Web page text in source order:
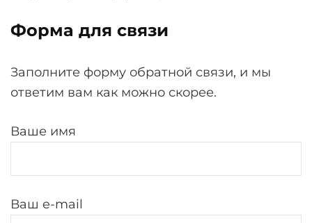
Форма для связи
Заполните форму обратной связи, и мы
ответим вам как можно скорее.
Ваше имя
Ваш e-mail